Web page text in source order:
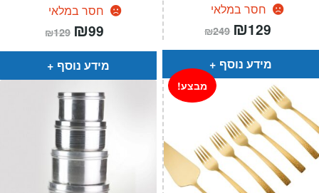
חסר במלאי
₪129 המחיר
המקורי
היה:
₪129.
₪99
הוא:
מידע נוסף
חסר במלאי
₪249 המחיר
המקורי
היה:
₪249.
₪129
הוא:
מידע נוסף
מבצע!